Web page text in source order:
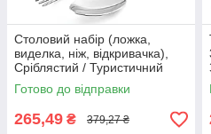
Столовий набір (ложка,
виделка, ніж, відкривачка),
Сріблястий / Туристичний
набір столових приборів
Готово до відправки
265,49 ₴ 379,27 ₴